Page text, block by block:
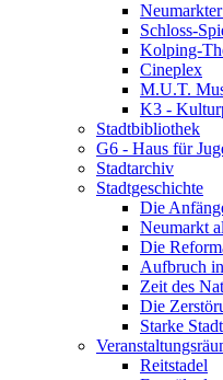
Schloss-
Kolping-
Cineplex
M.U.T.
K3 -
Stadtbibliothek
G6 - Haus für
Stadtarchiv
Stadtgeschichte
Die
Neumarkt
Die
Aufbruch
Zeit des
Die
Starke
Reitstadel